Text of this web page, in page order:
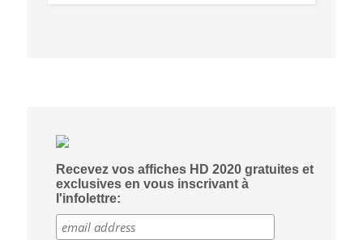
Recevez vos affiches HD 2020 gratuites et
exclusives en vous inscrivant à
l'infolettre: